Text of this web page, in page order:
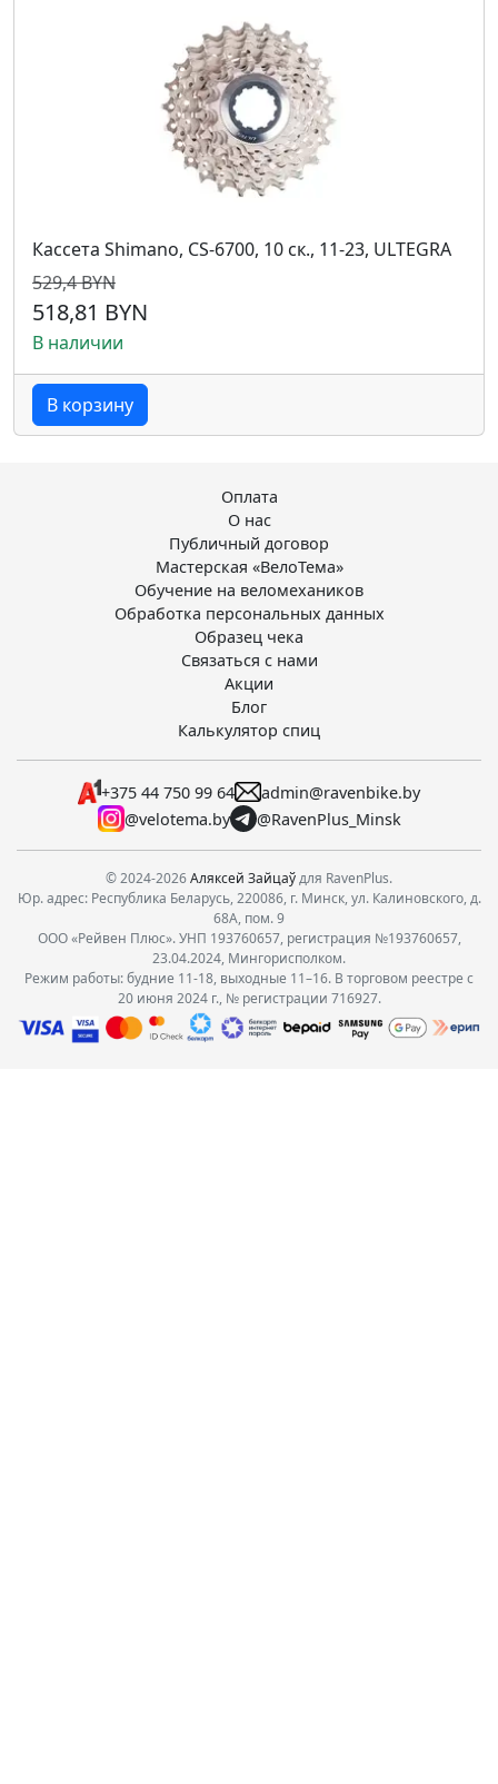
Кассета Shimano, CS-6700, 10 ск., 11-23, ULTEGRA
529,4 BYN
518,81 BYN
В наличии
В корзину
Оплата
О нас
Публичный договор
Мастерская «ВелоТема»
Обучение на веломехаников
Обработка персональных данных
Образец чека
Связаться с нами
Акции
Блог
Калькулятор спиц
+375 44 750 99 64
admin@ravenbike.by
@velotema.by
@RavenPlus_Minsk
© 2024-2026Аляксей Зайцаўдля RavenPlus.
Юр. адрес: Республика Беларусь, 220086, г. Минск, ул. Калиновского, д.
68А, пом. 9
ООО «Рейвен Плюс». УНП 193760657, регистрация №193760657,
23.04.2024, Мингорисполком.
Режим работы: будние 11-18, выходные 11–16. В торговом реестре с
20 июня 2024 г., № регистрации 716927.